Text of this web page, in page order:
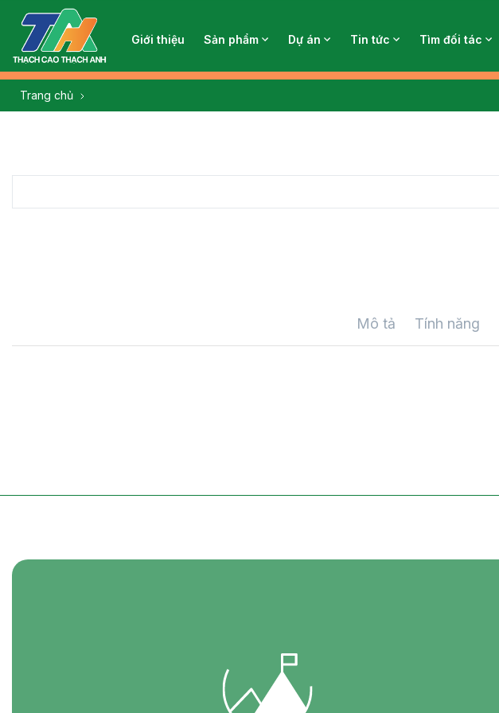
Giới thiệu Sản phẩm Dự án Tin tức Tìm đối tác
Trang chủ
Mô tả Tính năng